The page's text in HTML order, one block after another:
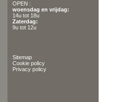
OPEN :
woensdag en vrijdag:
14u tot 18u
Zaterdag:
9u tot 12u
Sitemap
Cookie policy
Privacy policy